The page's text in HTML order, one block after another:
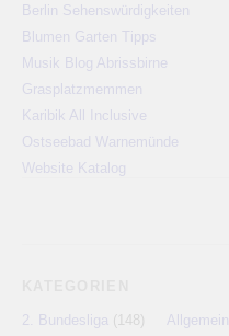
Berlin Sehenswürdigkeiten
Blumen Garten Tipps
Musik Blog Abrissbirne
Grasplatzmemmen
Karibik All Inclusive
Ostseebad Warnemünde
Website Katalog
2. Bundesliga (148)